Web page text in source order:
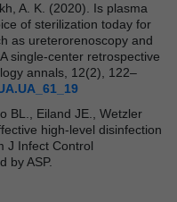
A. K. (2020). Is plasma
of sterilization today for
as ureterorenoscopy and
single-center retrospective
annals, 12(2), 122–
BL., Eiland JE., Wetzler
high-level disinfection
J Infect Control
by ASP.